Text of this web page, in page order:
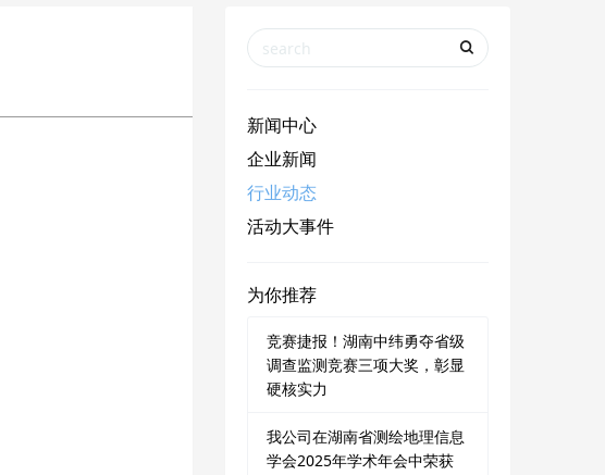
新闻中心
企业新闻
行业动态
活动大事件
为你推荐
竞赛捷报！湖南中纬勇夺省级
调查监测竞赛三项大奖，彰显
硬核实力
我公司在湖南省测绘地理信息
学会2025年学术年会中荣获